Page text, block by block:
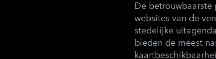
De
websites van de
stedelijke
bieden de meest